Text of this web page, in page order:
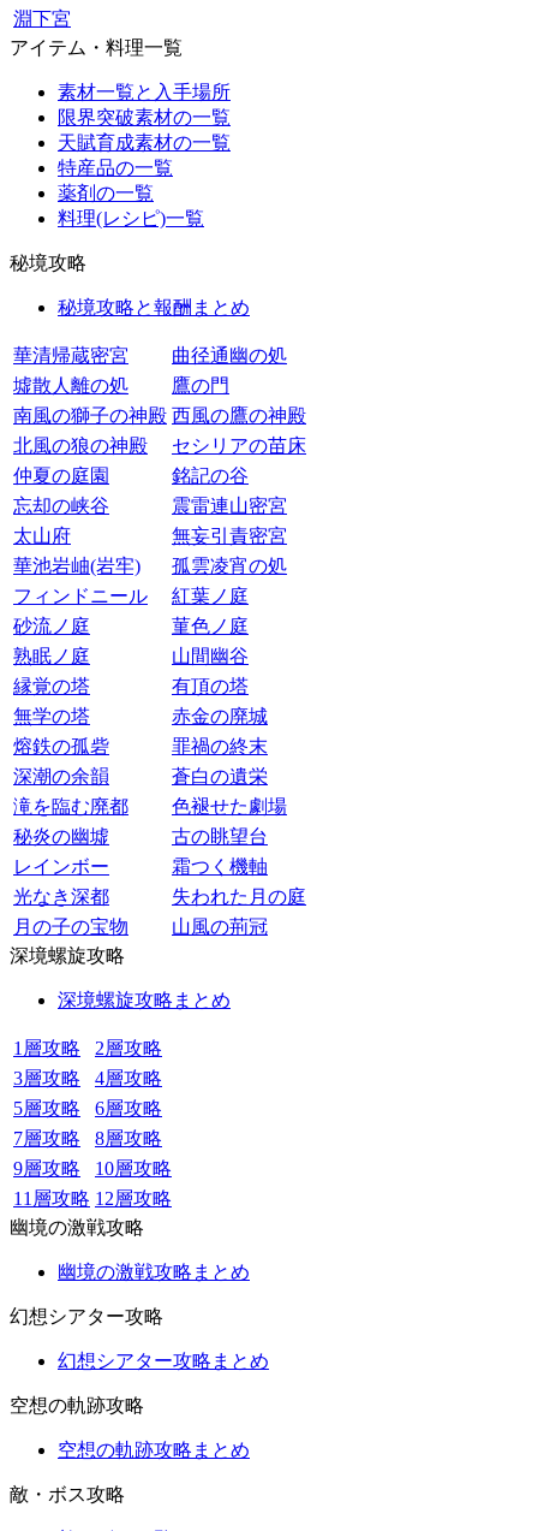
淵下宮
アイテム・料理一覧
素材一覧と入手場所
限界突破素材の一覧
天賦育成素材の一覧
特産品の一覧
薬剤の一覧
料理(レシピ)一覧
秘境攻略
秘境攻略と報酬まとめ
華清帰蔵密宮
曲径通幽の処
墟散人離の処
鷹の門
南風の獅子の神殿 西風の鷹の神殿
北風の狼の神殿
セシリアの苗床
仲夏の庭園
銘記の谷
忘却の峡谷
震雷連山密宮
太山府
無妄引責密宮
華池岩岫(岩牢)
孤雲凌宵の処
フィンドニール
紅葉ノ庭
砂流ノ庭
菫色ノ庭
熟眠ノ庭
山間幽谷
縁覚の塔
有頂の塔
無学の塔
赤金の廃城
熔鉄の孤砦
罪禍の終末
深潮の余韻
蒼白の遺栄
滝を臨む廃都
色褪せた劇場
秘炎の幽墟
古の眺望台
レインボー
霜つく機軸
光なき深都
失われた月の庭
月の子の宝物
山風の荊冠
深境螺旋攻略
深境螺旋攻略まとめ
1層攻略
2層攻略
3層攻略
4層攻略
5層攻略
6層攻略
7層攻略
8層攻略
9層攻略
10層攻略
11層攻略 12層攻略
幽境の激戦攻略
幽境の激戦攻略まとめ
幻想シアター攻略
幻想シアター攻略まとめ
空想の軌跡攻略
空想の軌跡攻略まとめ
敵・ボス攻略